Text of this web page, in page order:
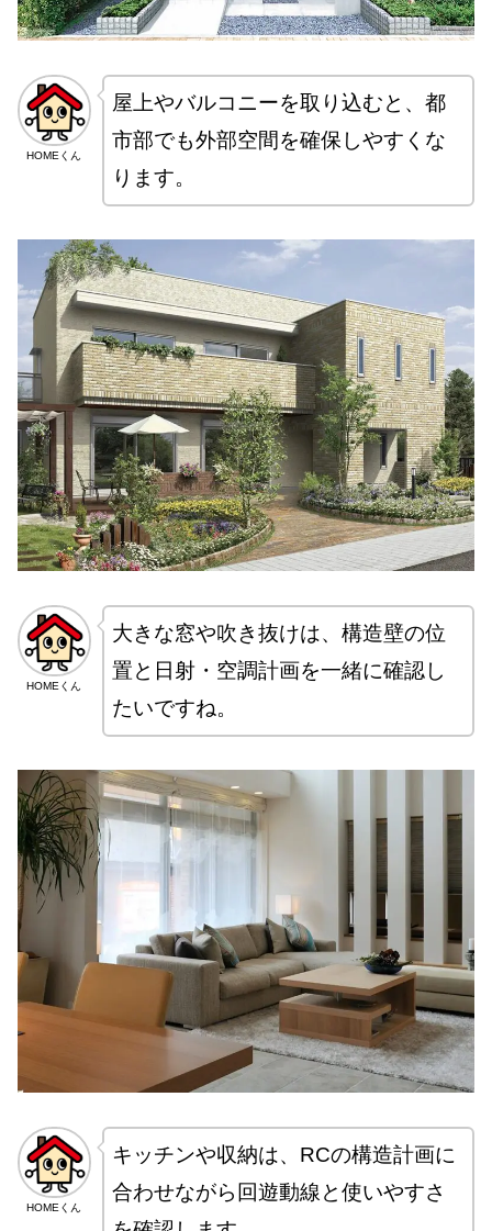
HOMEくん
屋上やバルコニーを取り込むと、都
市部でも外部空間を確保しやすくな
ります。
HOMEくん
大きな窓や吹き抜けは、構造壁の位
置と日射・空調計画を一緒に確認し
たいですね。
HOMEくん
キッチンや収納は、RCの構造計画に
合わせながら回遊動線と使いやすさ